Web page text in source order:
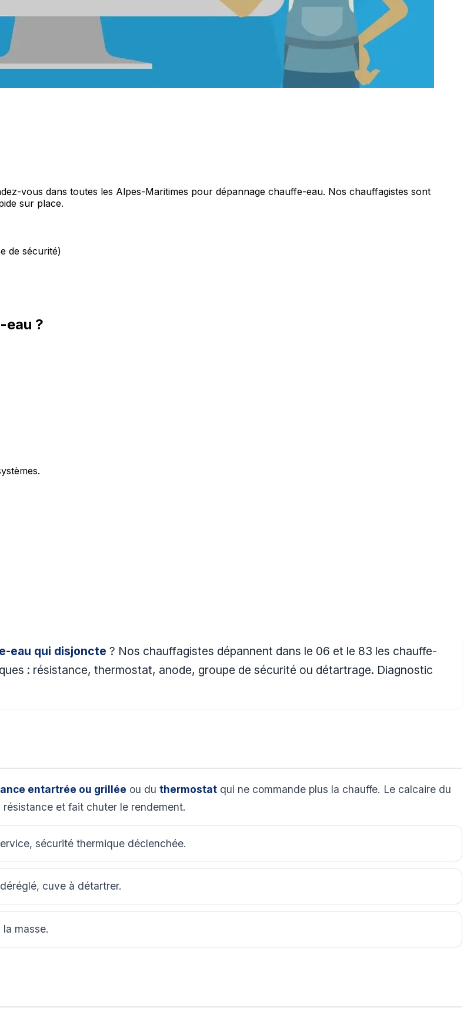
vous dans toutes les Alpes-Maritimes pour dépannage chauffe-eau. Nos chauffagistes sont
sur place.
de sécurité)
eau ?
eau qui disjoncte ? Nos chauffagistes dépannent dans le 06 et le 83 les chauffe-
: résistance, thermostat, anode, groupe de sécurité ou détartrage. Diagnostic
entartrée ou grillée ou du thermostat qui ne commande plus la chauffe. Le calcaire du
et fait chuter le rendement.
sécurité thermique déclenchée.
cuve à détartrer.
masse.